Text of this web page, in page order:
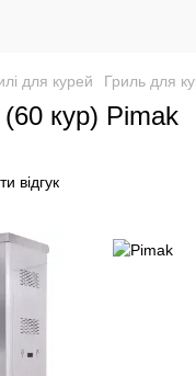
для курей Гриль для
кур) Pimak
відгук